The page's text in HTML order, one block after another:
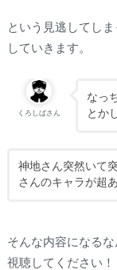
という見逃してし
していきます。
くろしばさん
なっ
とか
神地さん突然いて
さんのキャラが超
そんな内容になる
視聴してください！